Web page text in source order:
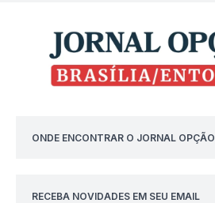
ONDE ENCONTRAR O JORNAL OPÇÃO
RECEBA NOVIDADES EM SEU EMAIL